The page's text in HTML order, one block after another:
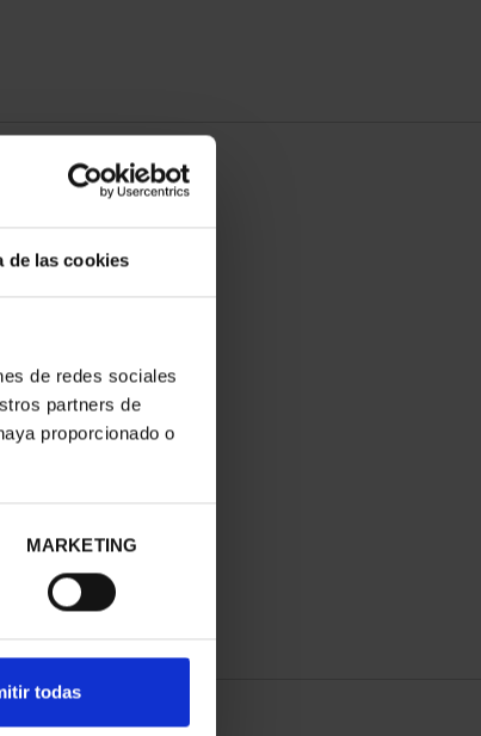
de las cookies
de redes sociales
partners de
proporcionado o
MARKETING
todas
PERRO